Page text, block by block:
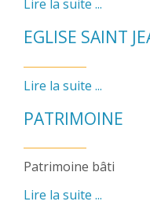
Lire la suite ...
EGLISE SAINT
Lire la suite ...
PATRIMOINE
Patrimoine bâti
Lire la suite ...